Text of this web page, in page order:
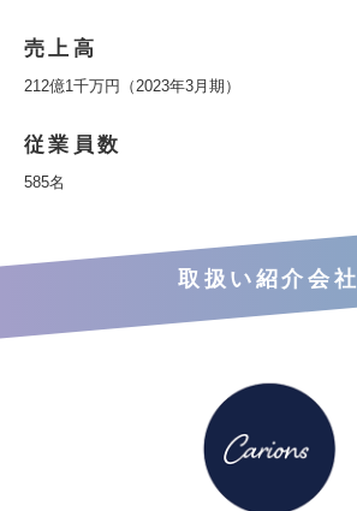
売上高
212億1千万円（2023年3月期）
従業員数
585名
取扱い紹介会社